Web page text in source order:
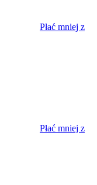
Płać mniej z
Płać mniej z